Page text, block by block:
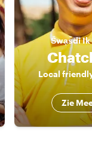
S̄wạs̄dīIk
Local
Zie